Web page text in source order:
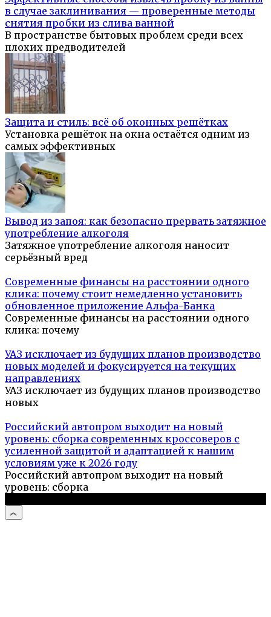
в случае заклинивания — проверенные методы
снятия пробки из слива ванной
В пространстве бытовых проблем среди всех
плохих предводителей
Защита и стиль: всё об оконных решётках
Установка решёток на окна остаётся одним из
самых эффективных
Вывод из запоя: как безопасно прервать затяжное
употребление алкоголя
Затяжное употребление алкоголя наносит
серьёзный вред
Современные финансы на расстоянии одного
клика: почему стоит немедленно установить
обновленное приложение Альфа-Банка
Современные финансы на расстоянии одного
клика: почему
УАЗ исключает из будущих планов производство
новых моделей и фокусируется на текущих
направлениях
УАЗ исключает из будущих планов производство
новых
Российский автопром выходит на новый
уровень: сборка современных кроссоверов с
усиленной защитой и адаптацией к нашим
условиям уже к 2026 году
Российский автопром выходит на новый
уровень: сборка